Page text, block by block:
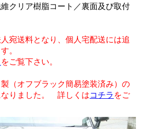
クリア樹脂コート／裏面及び取付
宛送料となり、個人宅配送には追
。
をご覧下さい。
（オフブラック簡易塗装済み）の
なりました。 詳しくはコチラ をご